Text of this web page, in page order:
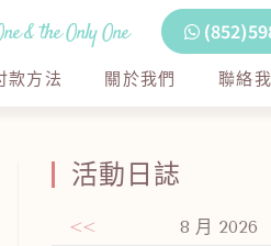
& the Only One
款方法 關於我們 聯絡
活動日誌
<< 8 月 2026